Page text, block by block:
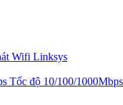
Wifi Linksys
Tốc độ 10/100/1000Mbps